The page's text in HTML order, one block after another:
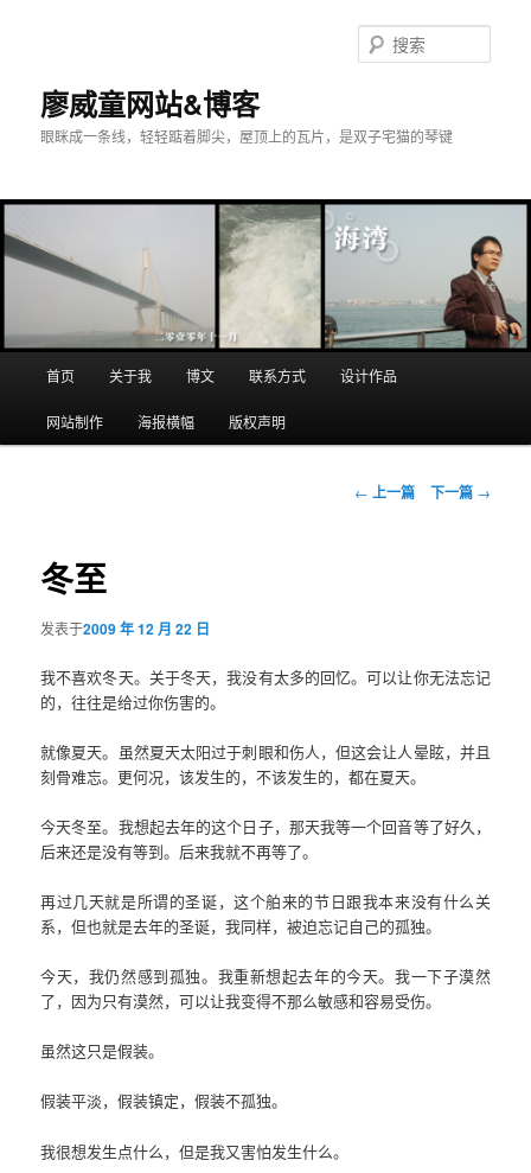
廖威童网站&博客
眼眯成一条线，轻轻踮着脚尖，屋顶上的瓦片，是双子宅猫的琴键
索
跳
至
容
区
域
首页 关于我 博文 联系方式 设计作品
网站制作 海报横幅 版权声明
文
← 上一篇 下一篇 →
冬至
发表于2009 年 12 月 22 日
我不喜欢冬天。关于冬天，我没有太多的回忆。可以让你无法忘记
的，往往是给过你伤害的。
就像夏天。虽然夏天太阳过于刺眼和伤人，但这会让人晕眩，并且
刻骨难忘。更何况，该发生的，不该发生的，都在夏天。
今天冬至。我想起去年的这个日子，那天我等一个回音等了好久，
后来还是没有等到。后来我就不再等了。
再过几天就是所谓的圣诞，这个舶来的节日跟我本来没有什么关
系，但也就是去年的圣诞，我同样，被迫忘记自己的孤独。
今天，我仍然感到孤独。我重新想起去年的今天。我一下子漠然
了，因为只有漠然，可以让我变得不那么敏感和容易受伤。
虽然这只是假装。
假装平淡，假装镇定，假装不孤独。
我很想发生点什么，但是我又害怕发生什么。